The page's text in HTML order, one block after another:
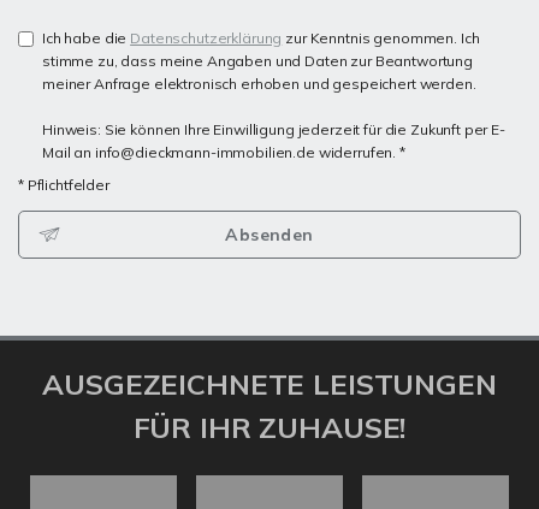
Ich habe die Datenschutzerklärung zur Kenntnis genommen. Ich
stimme zu, dass meine Angaben und Daten zur Beantwortung
meiner Anfrage elektronisch erhoben und gespeichert werden.
Hinweis: Sie können Ihre Einwilligung jederzeit für die Zukunft per E-
Mail an info@dieckmann-immobilien.de widerrufen. *
* Pflichtfelder
Absenden
AUSGEZEICHNETE LEISTUNGEN
FÜR IHR ZUHAUSE!